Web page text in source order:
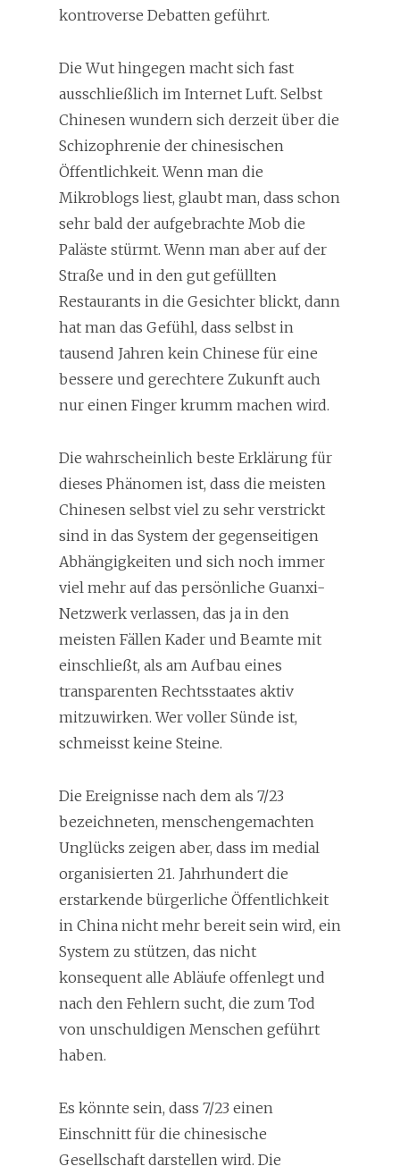
kontroverse Debatten geführt.
Die Wut hingegen macht sich fast
ausschließlich im Internet Luft. Selbst
Chinesen wundern sich derzeit über die
Schizophrenie der chinesischen
Öffentlichkeit. Wenn man die
Mikroblogs liest, glaubt man, dass schon
sehr bald der aufgebrachte Mob die
Paläste stürmt. Wenn man aber auf der
Straße und in den gut gefüllten
Restaurants in die Gesichter blickt, dann
hat man das Gefühl, dass selbst in
tausend Jahren kein Chinese für eine
bessere und gerechtere Zukunft auch
nur einen Finger krumm machen wird.
Die wahrscheinlich beste Erklärung für
dieses Phänomen ist, dass die meisten
Chinesen selbst viel zu sehr verstrickt
sind in das System der gegenseitigen
Abhängigkeiten und sich noch immer
viel mehr auf das persönliche Guanxi-
Netzwerk verlassen, das ja in den
meisten Fällen Kader und Beamte mit
einschließt, als am Aufbau eines
transparenten Rechtsstaates aktiv
mitzuwirken. Wer voller Sünde ist,
schmeisst keine Steine.
Die Ereignisse nach dem als 7/23
bezeichneten, menschengemachten
Unglücks zeigen aber, dass im medial
organisierten 21. Jahrhundert die
erstarkende bürgerliche Öffentlichkeit
in China nicht mehr bereit sein wird, ein
System zu stützen, das nicht
konsequent alle Abläufe offenlegt und
nach den Fehlern sucht, die zum Tod
von unschuldigen Menschen geführt
haben.
Es könnte sein, dass 7/23 einen
Einschnitt für die chinesische
Gesellschaft darstellen wird. Die